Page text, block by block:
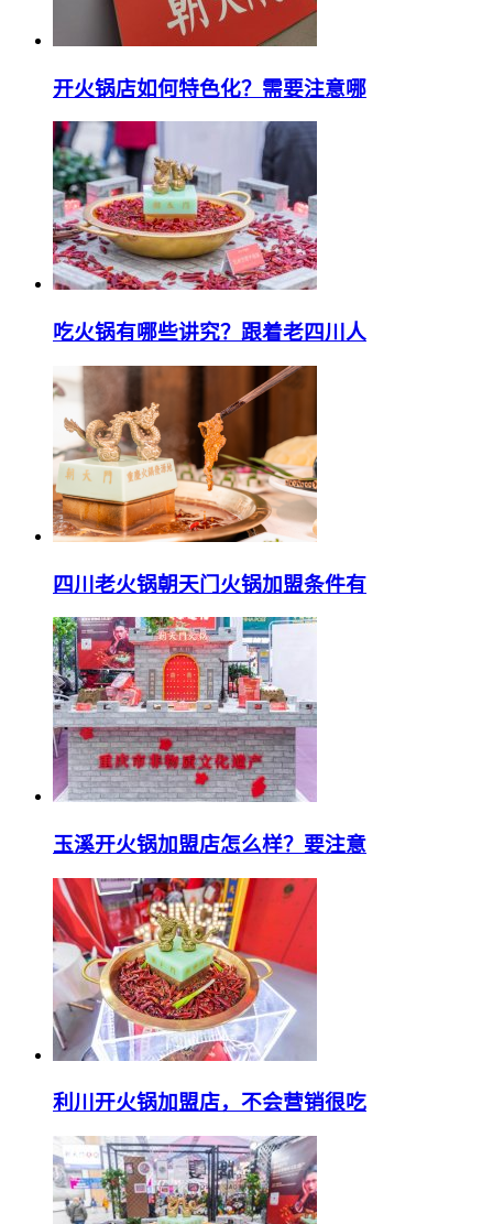
开火锅店如何特色化？需要注意哪
吃火锅有哪些讲究？跟着老四川人
四川老火锅朝天门火锅加盟条件有
玉溪开火锅加盟店怎么样？要注意
利川开火锅加盟店，不会营销很吃